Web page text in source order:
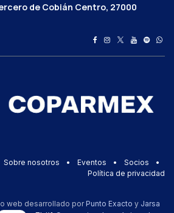
de Cobián Centro, 27000
Sobre nosotros • Eventos • Socios
•
Política de privacidad
web desarrollado por Punto Exacto y Jarsa